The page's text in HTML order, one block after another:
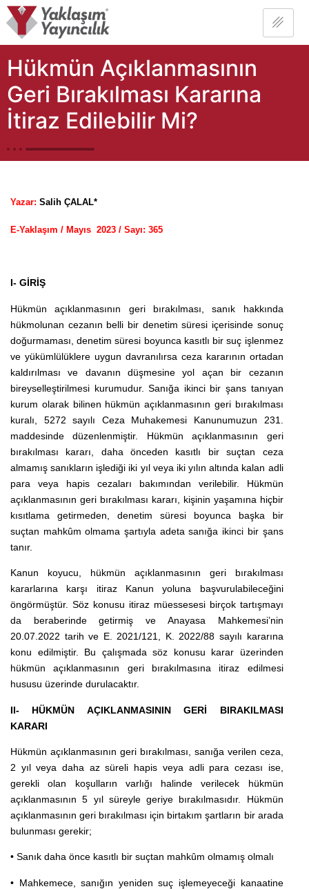
Hükmün Açıklanmasının
Geri Bırakılması Kararına
İtiraz Edilebilir Mi?
Yazar: Salih ÇALAL*
E-Yaklaşım / Mayıs 2023 / Sayı: 365
I- GİRİŞ
Hükmün açıklanmasının geri bırakılması,
sanık hakkında
hükmolunan cezanın belli bir denetim süresi içerisinde sonuç
doğurmaması, denetim süresi boyunca kasıtlı bir suç işlenmez
ve yükümlülüklere uygun davranılırsa ceza kararının ortadan
kaldırılması ve davanın düşmesine yol açan bir cezanın
bireyselleştirilmesi kurumudur. Sanığa ikinci bir şans tanıyan
kurum olarak bilinen hükmün açıklanmasının geri bırakılması
kuralı, 5272 sayılı Ceza Muhakemesi Kanunumuzun 231.
maddesinde düzenlenmiştir. Hükmün açıklanmasının geri
bırakılması kararı, daha önceden kasıtlı bir suçtan ceza
almamış sanıkların işlediği iki yıl veya iki yılın altında kalan adli
para veya hapis cezaları bakımından verilebilir. Hükmün
açıklanmasının geri bırakılması kararı, kişinin yaşamına hiçbir
kısıtlama getirmeden, denetim süresi boyunca başka bir
suçtan mahkûm olmama şartıyla adeta sanığa ikinci bir şans
tanır.
Kanun koyucu, hükmün açıklanmasının geri bırakılması
kararlarına karşı itiraz Kanun yoluna başvurulabileceğini
öngörmüştür. Söz konusu itiraz müessesesi birçok tartışmayı
da beraberinde getirmiş ve Anayasa Mahkemesi’nin
20.07.2022 tarih ve E. 2021/121, K. 2022/88 sayılı kararına
konu edilmiştir. Bu çalışmada söz konusu karar üzerinden
hükmün açıklanmasının geri bırakılmasına itiraz edilmesi
hususu üzerinde durulacaktır.
II- HÜKMÜN AÇIKLANMASININ GERİ BIRAKILMASI
KARARI
Hükmün açıklanmasının geri bırakılması, sanığa verilen ceza,
2 yıl veya daha az süreli hapis veya adli para cezası ise,
gerekli olan koşulların varlığı halinde verilecek hükmün
açıklanmasının 5 yıl süreyle geriye bırakılmasıdır. Hükmün
açıklanmasının geri bırakılması için birtakım şartların bir arada
bulunması gerekir;
• Sanık daha önce kasıtlı bir suçtan mahkûm olmamış olmalı
• Mahkemece, sanığın yeniden suç işlemeyeceği kanaatine